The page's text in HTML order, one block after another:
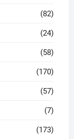
(82)
(24)
(58)
(170)
(57)
(7)
(173)